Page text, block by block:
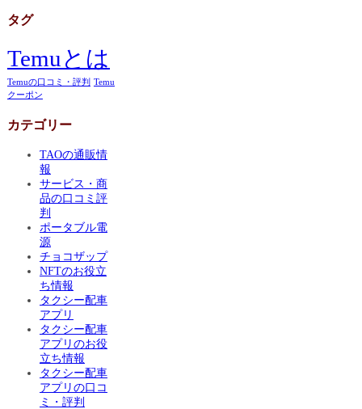
タグ
Temuとは
Temuの口コミ・評判 Temu
クーポン
カテゴリー
TAOの通販情
報
サービス・商
品の口コミ評
判
ポータブル電
源
チョコザップ
NFTのお役立
ち情報
タクシー配車
アプリ
タクシー配車
アプリのお役
立ち情報
タクシー配車
アプリの口コ
ミ・評判